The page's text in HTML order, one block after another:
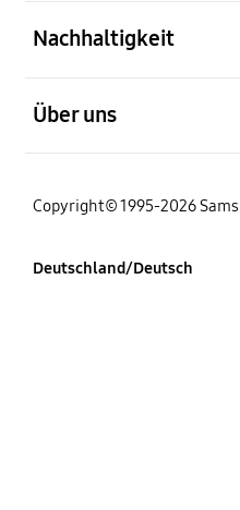
Nachhaltigkeit
Über uns
Copyright© 1995-2026
Deutschland/Deutsch